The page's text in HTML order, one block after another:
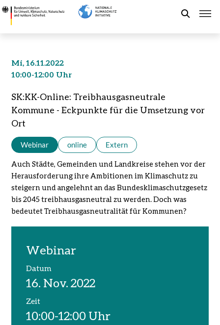
Direkt
zum
SK:KK-
Online:
Eckpunkte
für
die
vor
Ort
Bundesministerium
für
Umwelt,
Klimaschutz,
Naturschutz
und
Aktuelles
Leichte Sprache
Mi, 16.11.2022
10:00-12:00 Uhr
SK:KK-Online: Treibhausgasneutrale
Kommune - Eckpunkte für die Umsetzung vor
Ort
Webinar online Extern
Auch Städte, Gemeinden und Landkreise stehen vor der
Herausforderung ihre Ambitionen im Klimaschutz zu
steigern und angelehnt an das Bundesklimaschutzgesetz
bis 2045 treibhausgasneutral zu werden. Doch was
bedeutet Treibhausgasneutralität für Kommunen?
Webinar
Datum
16. Nov. 2022
Zeit
10:00-12:00 Uhr